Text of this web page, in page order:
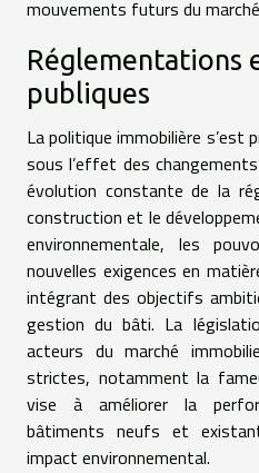
mouvements futurs du
Réglementations
publiques
La politique immobilière
sous l’effet des
évolution constante de la
construction et le
environnementale, les
nouvelles exigences en
intégrant des objectifs
gestion du bâti. La
acteurs du marché
strictes, notamment la
vise à améliorer la
bâtiments neufs et
impact environnemental.